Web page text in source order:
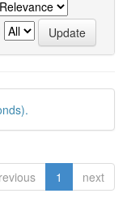
1 next